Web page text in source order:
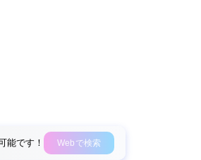
能です！ Webで検索